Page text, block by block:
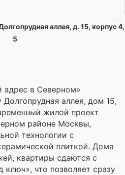
аллея, д. 15, корпус 4,
5
в Северном»
аллея, дом 15,
жилой проект
районе Москвы,
технологии с
плиткой. Дома
квартиры сдаются с
ключ», что позволяет сразу